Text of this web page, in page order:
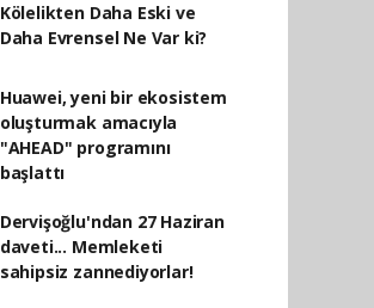
Kölelikten Daha Eski ve
Daha Evrensel Ne Var ki?
Huawei, yeni bir ekosistem
oluşturmak amacıyla
"AHEAD" programını
başlattı
Dervişoğlu'ndan 27 Haziran
daveti... Memleketi
sahipsiz zannediyorlar!